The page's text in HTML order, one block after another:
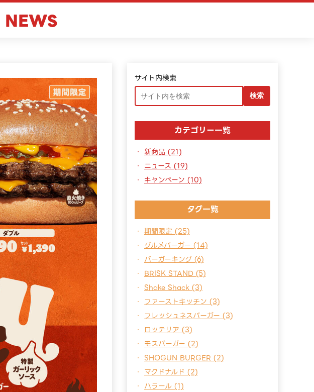
NEWS
サイト内検索
検索
カテゴリー一覧
新商品 (21)
ニュース (19)
キャンペーン (10)
タグ一覧
期間限定 (25)
グルメバーガー (14)
バーガーキング (6)
BRISK STAND (5)
Shake Shack (3)
ファーストキッチン (3)
フレッシュネスバーガー (3)
ロッテリア (3)
モスバーガー (2)
SHOGUN BURGER (2)
マクドナルド (2)
ハラール (1)